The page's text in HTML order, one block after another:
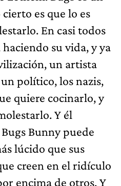
es que lo es
En casi todos
haciendo su vida, y ya
un artista
político, los nazis,
quiere cocinarlo, y
Y él
Bunny puede
lúcido que sus
creen en el ridículo
encima de otros. Y